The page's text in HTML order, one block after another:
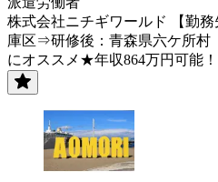
株式会社ニチギワールド 【勤
庫区⇒研修後：青森県六ケ所
にオススメ★年収864万円可能